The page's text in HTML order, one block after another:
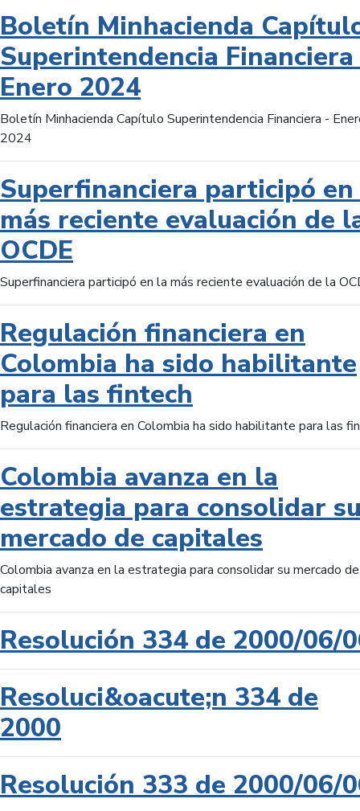
Boletín Minhacienda
Superintendencia
Enero 2024
Boletín Minhacienda Capítulo Superintendencia Financiera -
2024
Superfinanciera participó
más reciente evaluación de
OCDE
Superfinanciera participó en la más reciente evaluación de la
Regulación financiera en
Colombia ha sido habilitante
para las fintech
Regulación financiera en Colombia ha sido habilitante para las
Colombia avanza en la
estrategia para consolidar
mercado de capitales
Colombia avanza en la estrategia para consolidar su mercado de
capitales
Resolución 334 de 2000/06/
Resoluci&oacute;n 334 de
2000
Resolución 333 de 2000/06/